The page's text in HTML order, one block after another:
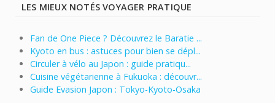
LES MIEUX NOTÉS VOYAGER PRATIQUE
Fan de One Piece ? Découvrez le Baratie ...
Kyoto en bus : astuces pour bien se dépl...
Circuler à vélo au Japon : guide pratiqu...
Cuisine végétarienne à Fukuoka : découvr...
Guide Evasion Japon : Tokyo-Kyoto-Osaka